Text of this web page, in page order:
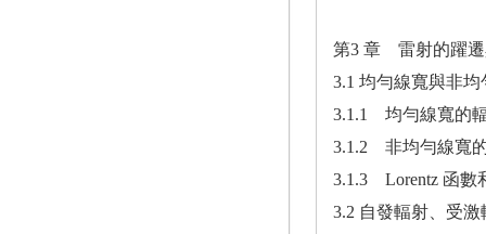
第3 章 雷射的躍遷
3.1 均勻線寬與非均
3.1.1 均勻線寬的
3.1.2 非均勻線寬
3.1.3 Lorentz 函數
3.2 自發輻射、受